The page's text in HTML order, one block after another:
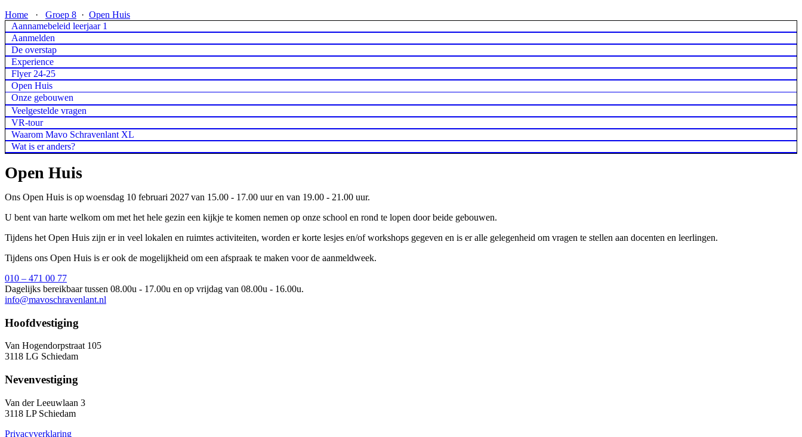
Home · Groep 8 · Open Huis
Aannamebeleid leerjaar 1
Aanmelden
De overstap
Experience
Flyer 24-25
Open Huis
Onze gebouwen
Veelgestelde vragen
VR-tour
Waarom Mavo Schravenlant XL
Wat is er anders?
Open Huis
Ons Open Huis is op woensdag 10 februari 2027 van 15.00 - 17.00 uur en van 19.00 - 21.00 uur.
U bent van harte welkom om met het hele gezin een kijkje te komen nemen op onze school en rond te lopen door beide gebouwen.
Tijdens het Open Huis zijn er in veel lokalen en ruimtes activiteiten, worden er korte lesjes en/of workshops gegeven en is er alle gelegenheid om vragen te stellen aan docenten en leerlingen.
Tijdens ons Open Huis is er ook de mogelijkheid om een afspraak te maken voor de aanmeldweek.
010 – 471 00 77
Dagelijks bereikbaar tussen 08.00u - 17.00u en op vrijdag van 08.00u - 16.00u.
info@mavoschravenlant.nl
Hoofdvestiging
Van Hogendorpstraat 105
3118 LG Schiedam
Nevenvestiging
Van der Leeuwlaan 3
3118 LP Schiedam
Privacyverklaring